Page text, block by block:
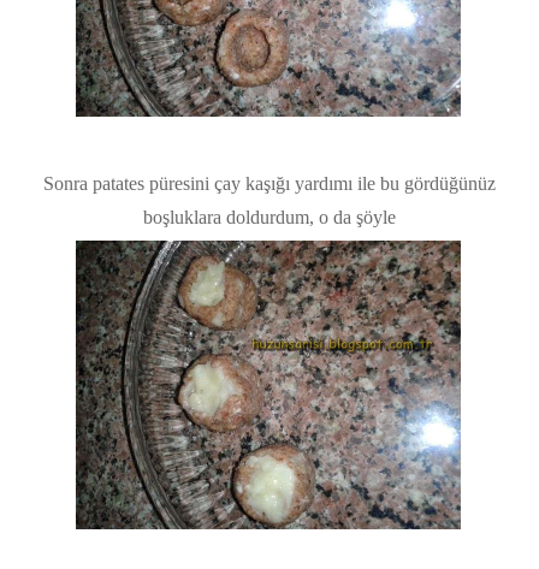
Sonra patates püresini çay kaşığı yardımı ile bu gördüğünüz
boşluklara doldurdum, o da şöyle